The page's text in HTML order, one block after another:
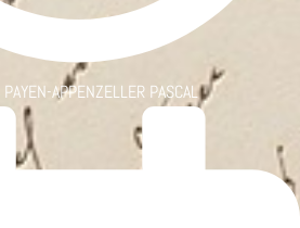
PAYEN-APPENZELLER PASCAL